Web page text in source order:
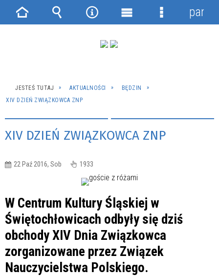
JESTEŚ TUTAJ AKTUALNOŚCI
BĘDZIN
XIV DZIEŃ ZWIĄZKOWCA ZNP
XIV DZIEŃ ZWIĄZKOWCA ZNP
22 Paź 2016, Sob 1933
W Centrum Kultury Śląskiej w
Świętochłowicach odbyły się dziś
obchody XIV Dnia Związkowca
zorganizowane przez Związek
Nauczycielstwa Polskiego.
Strona Wyszukiwarka
NarzędziaMenu
Menu
panel